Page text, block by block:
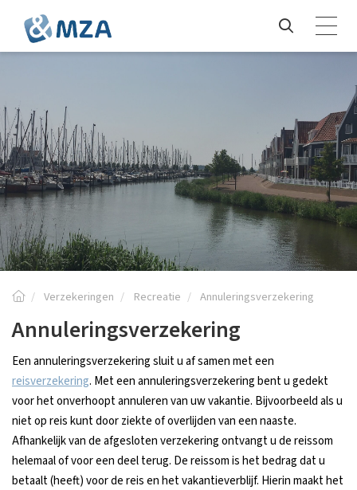
Verzekeringen Recreatie Annuleringsverzekering
Annuleringsverzekering
Een annuleringsverzekering sluit u af samen met een
reisverzekering. Met een annuleringsverzekering bent u gedekt
voor het onverhoopt annuleren van uw vakantie. Bijvoorbeeld als u
niet op reis kunt door ziekte of overlijden van een naaste.
Afhankelijk van de afgesloten verzekering ontvangt u de reissom
helemaal of voor een deel terug. De reissom is het bedrag dat u
betaalt (heeft) voor de reis en het vakantieverblijf. Hierin maakt het